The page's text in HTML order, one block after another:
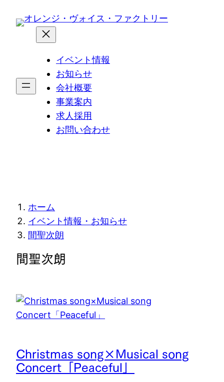
イベント情報
お知らせ
会社概要
事業案内
求人採用
お問い合わせ
現
在
位
置
ホーム
イベント情報・お知らせ
間聖次朗
間聖次朗
Christmas song×Musical song
Concert「Peaceful」